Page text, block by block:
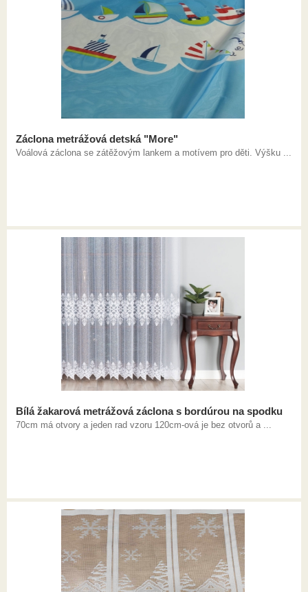
Záclona metrážová detská "More"
Voálová záclona se zátěžovým lankem a motívem pro děti. Výšku ...
Bílá žakarová metrážová záclona s bordúrou na spodku
70cm má otvory a jeden rad vzoru 120cm-ová je bez otvorů a ...